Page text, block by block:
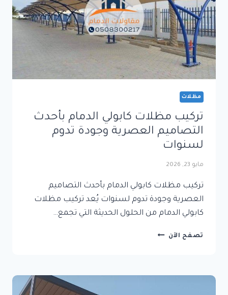
مظلات
تركيب مظلات كابولي الدمام بأحدث
التصاميم العصرية وجودة تدوم
لسنوات
مايو 23, 2026
تركيب مظلات كابولي الدمام بأحدث التصاميم
العصرية وجودة تدوم لسنوات يُعد تركيب مظلات
كابولي الدمام من الحلول الحديثة التي تجمع…
تصفح الآن تركيب
بأحدث